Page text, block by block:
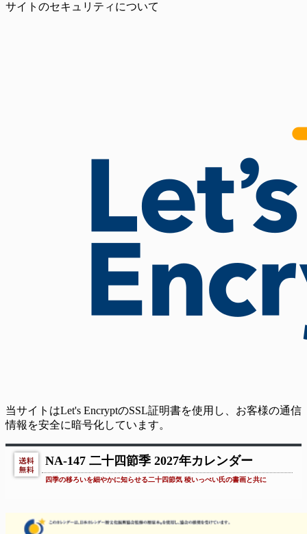
サイトのセキュリティについて
当サイトはLet's EncryptのSSL証明書を使用し、お客様の通信
情報を安全に暗号化しています。
NA-147 二十四節季 2027年カレンダー
四季の移ろいを細やかに知らせる二十四節気 稜いっぺい氏の書画と共に